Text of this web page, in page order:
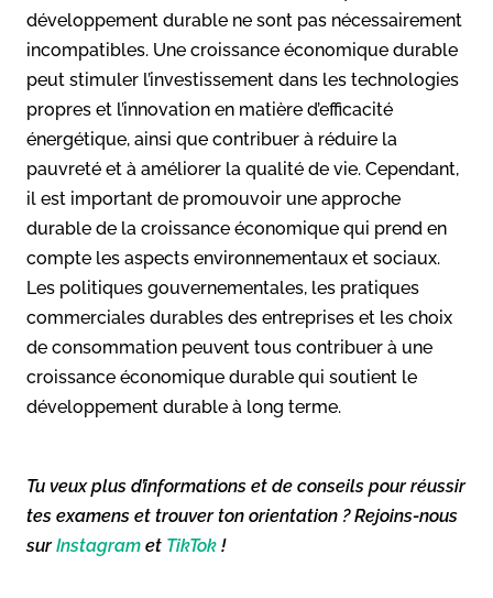
développement durable ne sont pas nécessairement
incompatibles. Une croissance économique durable
peut stimuler l’investissement dans les technologies
propres et l’innovation en matière d’efficacité
énergétique, ainsi que contribuer à réduire la
pauvreté et à améliorer la qualité de vie. Cependant,
il est important de promouvoir une approche
durable de la croissance économique qui prend en
compte les aspects environnementaux et sociaux.
Les politiques gouvernementales, les pratiques
commerciales durables des entreprises et les choix
de consommation peuvent tous contribuer à une
croissance économique durable qui soutient le
développement durable à long terme.
Tu veux plus d’informations et de conseils pour réussir
tes examens et trouver ton orientation ? Rejoins-nous
surInstagram et TikTok !